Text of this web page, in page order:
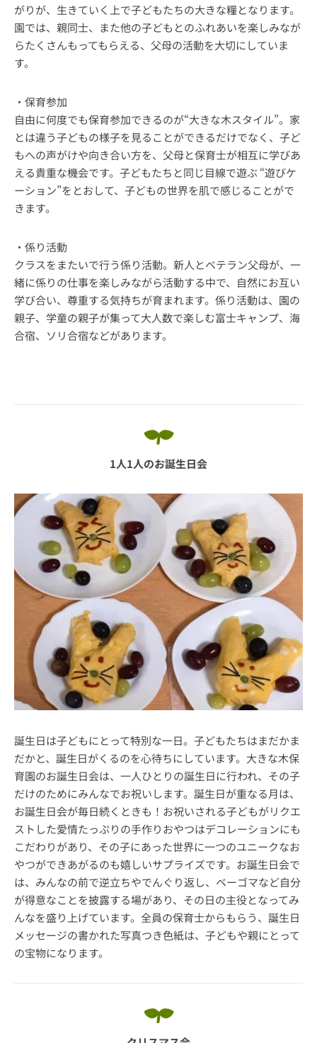
がりが、生きていく上で子どもたちの大きな糧となります。
園では、親同士、また他の子どもとのふれあいを楽しみなが
らたくさんもってもらえる、父母の活動を大切にしていま
す。
・保育参加
自由に何度でも保育参加できるのが“大きな木スタイル”。家
とは違う子どもの様子を見ることができるだけでなく、子ど
もへの声がけや向き合い方を、父母と保育士が相互に学びあ
える貴重な機会です。子どもたちと同じ目線で遊ぶ “遊びケ
ーション”をとおして、子どもの世界を肌で感じることがで
きます。
・係り活動
クラスをまたいで行う係り活動。新人とベテラン父母が、一
緒に係りの仕事を楽しみながら活動する中で、自然にお互い
学び合い、尊重する気持ちが育まれます。係り活動は、園の
親子、学童の親子が集って大人数で楽しむ富士キャンプ、海
合宿、ソリ合宿などがあります。
1人1人のお誕生日会
誕生日は子どもにとって特別な一日。子どもたちはまだかま
だかと、誕生日がくるのを心待ちにしています。大きな木保
育園のお誕生日会は、一人ひとりの誕生日に行われ、その子
だけのためにみんなでお祝いします。誕生日が重なる月は、
お誕生日会が毎日続くときも！お祝いされる子どもがリクエ
ストした愛情たっぷりの手作りおやつはデコレーションにも
こだわりがあり、その子にあった世界に一つのユニークなお
やつができあがるのも嬉しいサプライズです。お誕生日会で
は、みんなの前で逆立ちやでんぐり返し、ベーゴマなど自分
が得意なことを披露する場があり、その日の主役となってみ
んなを盛り上げています。全員の保育士からもらう、誕生日
メッセージの書かれた写真つき色紙は、子どもや親にとって
の宝物になります。